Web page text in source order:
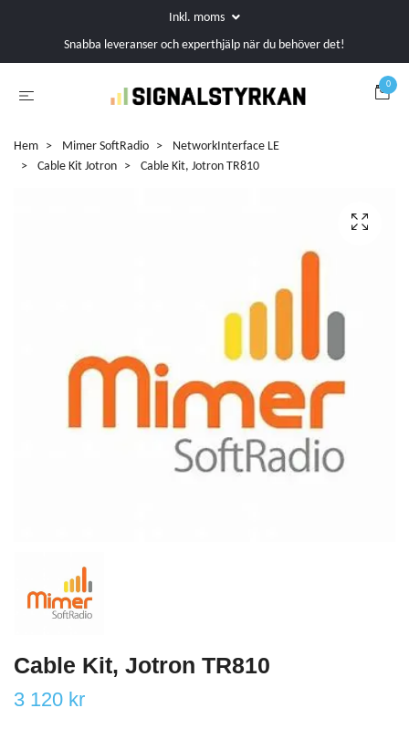
Inkl. moms
Snabba leveranser och experthjälp när du behöver det!
0
Hem Mimer SoftRadio
NetworkInterface LE
Cable Kit Jotron
Cable Kit, Jotron TR810
Cable Kit, Jotron TR810
3 120 kr